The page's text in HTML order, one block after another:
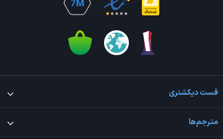
فست دیکشنری
مترجم‌ها